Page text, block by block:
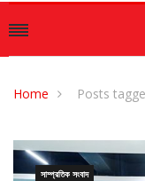
Home Posts
সাম্প্রতিক সংবাদ